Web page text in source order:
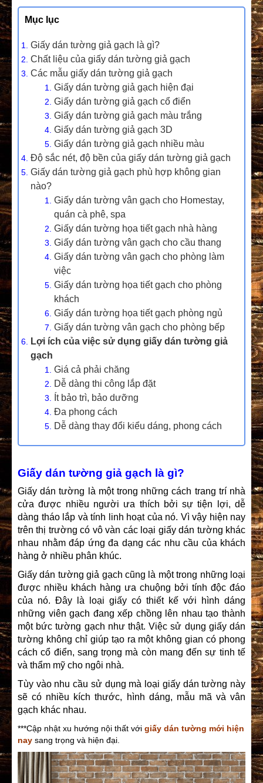
Mục lục
Giấy dán tường giả gạch là gì?
Chất liệu của giấy dán tường giả gạch
Các mẫu giấy dán tường giả gạch
Giấy dán tường giả gạch hiện đại
Giấy dán tường giả gạch cổ điển
Giấy dán tường giả gạch màu trắng
Giấy dán tường giả gạch 3D
Giấy dán tường giả gạch nhiều màu
Độ sắc nét, độ bền của giấy dán tường giả gạch
Giấy dán tường giả gạch phù hợp không gian
nào?
Giấy dán tường vân gạch cho Homestay,
quán cà phê, spa
Giấy dán tường họa tiết gạch nhà hàng
Giấy dán tường vân gạch cho cầu thang
Giấy dán tường vân gạch cho phòng làm
việc
Giấy dán tường họa tiết gạch cho phòng
khách
Giấy dán tường họa tiết gạch phòng ngủ
Giấy dán tường vân gạch cho phòng bếp
Lợi ích của việc sử dụng giấy dán tường giả
gạch
Giá cả phải chăng
Dễ dàng thi công lắp đặt
Ít bảo trì, bảo dưỡng
Đa phong cách
Dễ dàng thay đổi kiểu dáng, phong cách
Giấy dán tường giả gạch là gì?
Giấy dán tường là một trong những cách trang trí nhà
cửa được nhiều người ưa thích bởi sự tiện lợi, dễ
dàng tháo lắp và tính linh hoạt của nó. Vì vậy hiện nay
trên thị trường có vô vàn các loại giấy dán tường khác
nhau nhằm đáp ứng đa dạng các nhu cầu của khách
hàng ở nhiều phân khúc.
Giấy dán tường giả gạch cũng là một trong những loại
được nhiều khách hàng ưa chuộng bởi tính độc đáo
của nó. Đây là loại giấy có thiết kế với hình dáng
những viên gạch đang xếp chồng lên nhau tạo thành
một bức tường gạch như thật. Việc sử dụng giấy dán
tường không chỉ giúp tạo ra một không gian có phong
cách cổ điển, sang trọng mà còn mang đến sự tinh tế
và thẩm mỹ cho ngôi nhà.
Tùy vào nhu cầu sử dụng mà loại giấy dán tường này
sẽ có nhiều kích thước, hình dáng, mẫu mã và vân
gạch khác nhau.
***Cập nhật xu hướng nội thất với giấy dán tường mới hiện
nay sang trọng và hiện đại.